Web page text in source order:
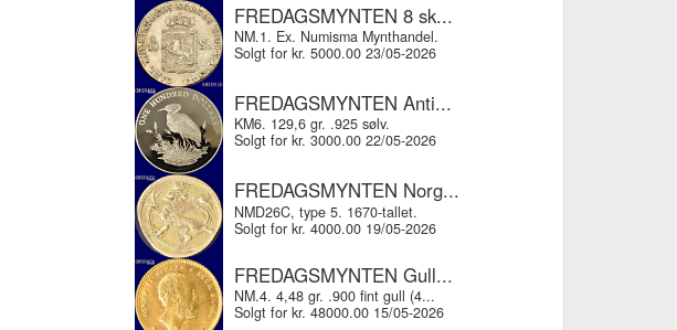
FREDAGSMYNTEN 8 sk...
NM.1. Ex. Numisma Mynthandel.
Solgt for kr. 5000.00 23/05-2026
FREDAGSMYNTEN Anti...
KM6. 129,6 gr. .925 sølv.
Solgt for kr. 3000.00 22/05-2026
FREDAGSMYNTEN Norg...
NMD26C, type 5. 1670-tallet.
Solgt for kr. 4000.00 19/05-2026
FREDAGSMYNTEN Gull...
NM.4. 4,48 gr. .900 fint gull (4...
Solgt for kr. 48000.00 15/05-2026